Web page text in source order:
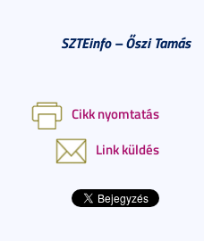
SZTEinfo – Őszi Tamás
Cikk nyomtatás
Link küldés